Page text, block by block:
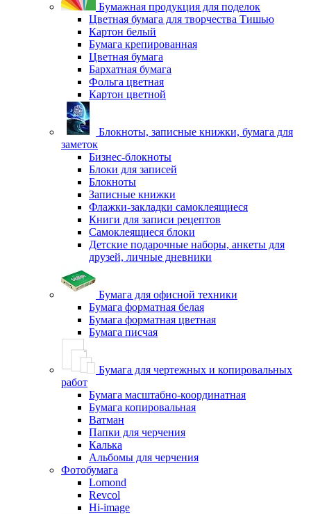
Бумажная продукция для поделок
Цветная бумага для творчества Тишью
Картон белый
Бумага крепированная
Цветная бумага
Бархатная бумага
Фольга цветная
Картон цветной
Блокноты, записные книжки, бумага для
заметок
Бизнес-блокноты
Блоки для записей
Блокноты
Записные книжки
Флажки-закладки самоклеящиеся
Книги для записи рецептов
Самоклеящиеся блоки
Детские подарочные наборы, анкеты для
друзей, личные дневники
Бумага для офисной техники
Бумага форматная белая
Бумага форматная цветная
Бумага писчая
Бумага для чертежных и копировальных
работ
Бумага масштабно-координатная
Бумага копировальная
Ватман
Папки для черчения
Калька
Альбомы для черчения
Фотобумага
Lomond
Revcol
Hi-image